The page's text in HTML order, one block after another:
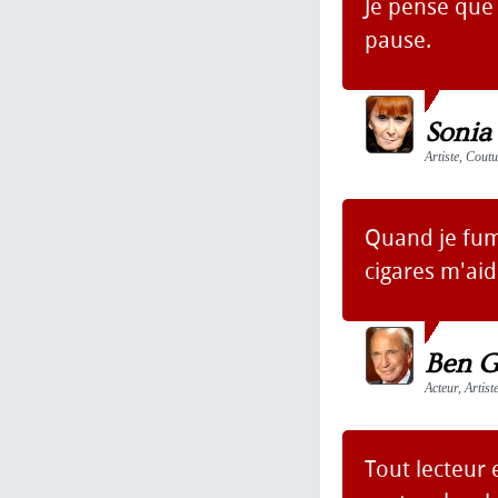
Je pense
pause.
Artiste,
Quand je
cigares
Ben
Acteur,
Tout lecteur